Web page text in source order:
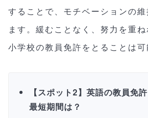
することで、モチベーションの
ます。緩むことなく、努力を重
小学校の教員免許をとることは可
【スポット2】英語の教員免
最短期間は？